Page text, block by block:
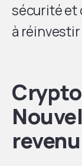
sécurité et
à